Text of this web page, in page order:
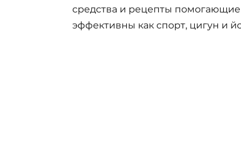
средства и рецепты помогающие
эффективны как спорт, цигун и